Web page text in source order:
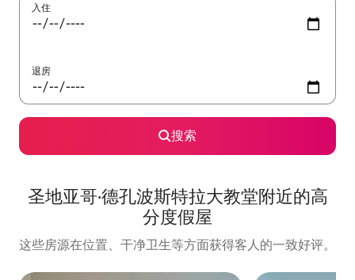
入住
退房
搜索
圣地亚哥·德孔波斯特拉大教堂附近的高
分度假屋
这些房源在位置、干净卫生等方面获得客人的一致好评。